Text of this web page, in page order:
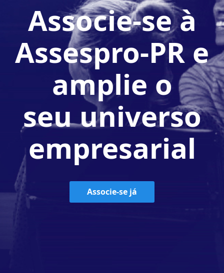
Associe-se à
Assespro-PR e
amplie o
seu universo
empresarial
Associe-se já